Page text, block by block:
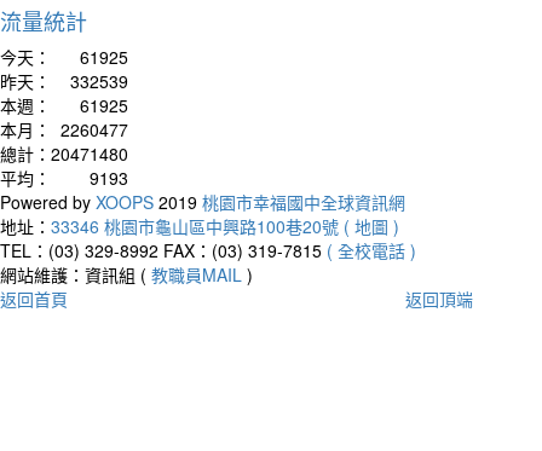
流量統計
今天：
61925
昨天：
332539
本週：
61925
本月：
2260477
總計： 20471480
平均：
9193
Powered by XOOPS 2019 桃園市幸福國中全球資訊網
地址： 33346 桃園市龜山區中興路100巷20號 ( 地圖 )
TEL：(03) 329-8992 FAX：(03) 319-7815 ( 全校電話 )
網站維護：資訊組 ( 教職員MAIL )
返回首頁
返回頂端